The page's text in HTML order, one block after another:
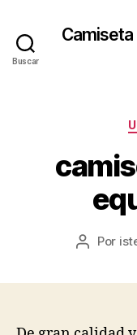
Buscar
Autor
Por